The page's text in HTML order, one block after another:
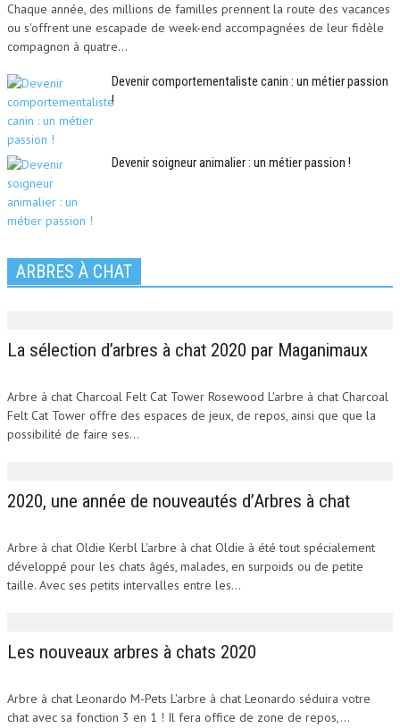
Chaque année, des millions de familles prennent la route des vacances
ou s'offrent une escapade de week-end accompagnées de leur fidèle
compagnon à quatre...
Devenir comportementaliste canin : un métier passion
!
Devenir soigneur animalier : un métier passion !
ARBRES À CHAT
La sélection d’arbres à chat 2020 par Maganimaux
Arbre à chat Charcoal Felt Cat Tower Rosewood L'arbre à chat Charcoal
Felt Cat Tower offre des espaces de jeux, de repos, ainsi que que la
possibilité de faire ses...
2020, une année de nouveautés d’Arbres à chat
Arbre à chat Oldie Kerbl L'arbre à chat Oldie à été tout spécialement
développé pour les chats âgés, malades, en surpoids ou de petite
taille. Avec ses petits intervalles entre les...
Les nouveaux arbres à chats 2020
Arbre à chat Leonardo M-Pets L'arbre à chat Leonardo séduira votre
chat avec sa fonction 3 en 1 ! Il fera office de zone de repos,...